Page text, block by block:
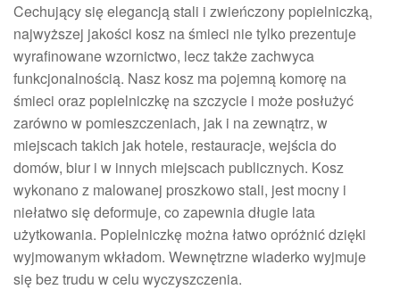
Cechujący się elegancją stali i zwieńczony popielniczką,
najwyższej jakości kosz na śmieci nie tylko prezentuje
wyrafinowane wzornictwo, lecz także zachwyca
funkcjonalnością. Nasz kosz ma pojemną komorę na
śmieci oraz popielniczkę na szczycie i może posłużyć
zarówno w pomieszczeniach, jak i na zewnątrz, w
miejscach takich jak hotele, restauracje, wejścia do
domów, biur i w innych miejscach publicznych. Kosz
wykonano z malowanej proszkowo stali, jest mocny i
niełatwo się deformuje, co zapewnia długie lata
użytkowania. Popielniczkę można łatwo opróżnić dzięki
wyjmowanym wkładom. Wewnętrzne wiaderko wyjmuje
się bez trudu w celu wyczyszczenia.